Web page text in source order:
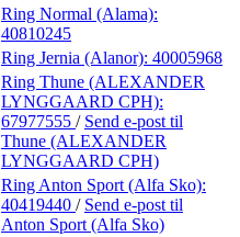
Ring Normal (Alama):
40810245
Ring Jernia (Alanor): 40005968
Ring Thune (ALEXANDER
LYNGGAARD CPH):
67977555 / Send e-post til
Thune (ALEXANDER
LYNGGAARD CPH)
Ring Anton Sport (Alfa Sko):
40419440 / Send e-post til
Anton Sport (Alfa Sko)